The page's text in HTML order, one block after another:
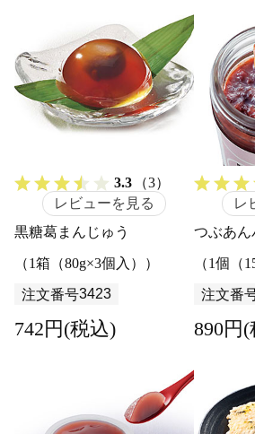
3.3
（3）
レビューを見る
黒糖葛まんじゅう
（1箱（80g×3個入））
注文番号3423
742円(税込)
レ
つぶあん
（1個（
注文番
890円